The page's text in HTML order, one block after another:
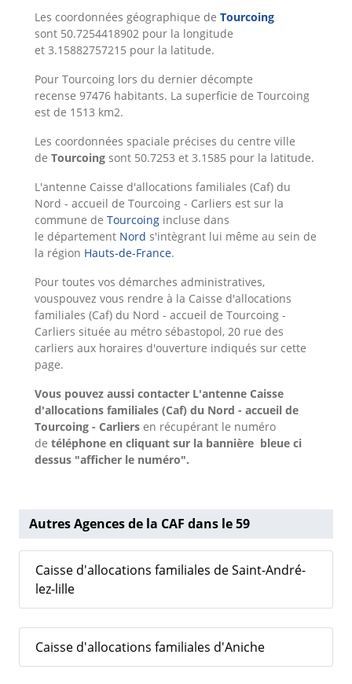
Les coordonnées géographique de Tourcoing
sont 50.7254418902 pour la longitude
et 3.15882757215 pour la latitude.
Pour Tourcoing lors du dernier décompte
recense 97476 habitants. La superficie de Tourcoing
est de 1513 km2.
Les coordonnées spaciale précises du centre ville
de Tourcoing sont 50.7253 et 3.1585 pour la latitude.
L'antenne Caisse d'allocations familiales (Caf) du
Nord - accueil de Tourcoing - Carliers est sur la
commune de Tourcoing incluse dans
le département Nord s'intègrant lui même au sein de
la région Hauts-de-France.
Pour toutes vos démarches administratives,
vouspouvez vous rendre à la Caisse d'allocations
familiales (Caf) du Nord - accueil de Tourcoing -
Carliers située au métro sébastopol, 20 rue des
carliers aux horaires d'ouverture indiqués sur cette
page.
Vous pouvez aussi contacter L'antenne Caisse
d'allocations familiales (Caf) du Nord - accueil de
Tourcoing - Carliers en récupérant le numéro
de téléphone en cliquant sur la bannière bleue ci
dessus "afficher le numéro".
Autres Agences de la CAF dans le 59
Caisse d'allocations familiales de Saint-André-
lez-lille
Caisse d'allocations familiales d'Aniche